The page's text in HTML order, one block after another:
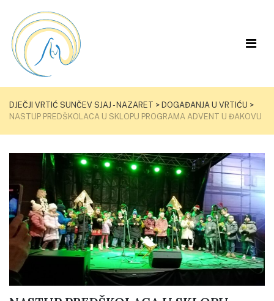
DJEČJI VRTIĆ SUNČEV SJAJ - NAZARET > DOGAĐANJA U VRTIĆU >
NASTUP PREDŠKOLACA U SKLOPU PROGRAMA ADVENT U ĐAKOVU